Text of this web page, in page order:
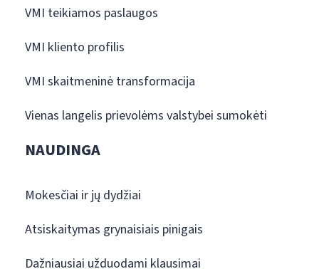
VMI teikiamos paslaugos
VMI kliento profilis
VMI skaitmeninė transformacija
Vienas langelis prievolėms valstybei sumokėti
NAUDINGA
Mokesčiai ir jų dydžiai
Atsiskaitymas grynaisiais pinigais
Dažniausiai užduodami klausimai